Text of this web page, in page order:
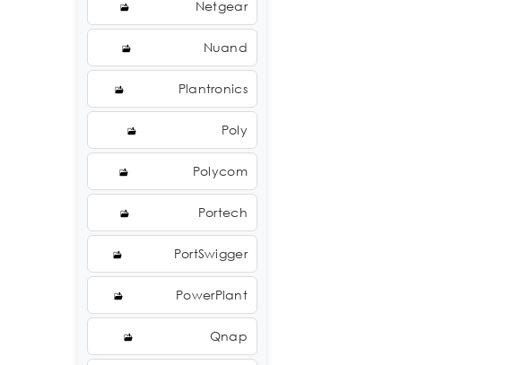
Netgear
Nuand
Plantronics
Poly
Polycom
Portech
PortSwigger
PowerPlant
Qnap